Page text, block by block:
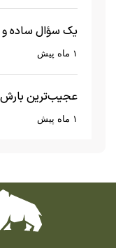
یک سؤال ساده
بیگ‌بنگ و آغاز۱ ماه پیش
عجیب‌ترین
گران‌قیمت تا۱ ماه پیش